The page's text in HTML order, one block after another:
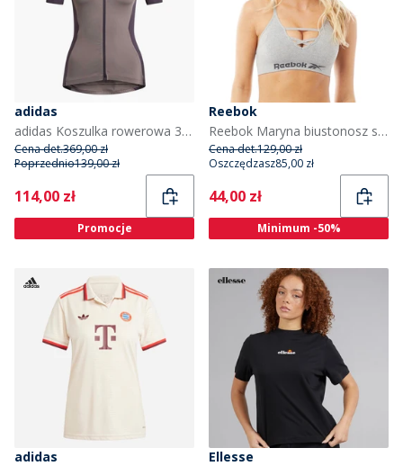
adidas
adidas Koszulka rowerowa 3-paski Essentials dla niej kolor Charcoal
Cena det.369,00 zł
Poprzednio139,00 zł
Current
114,00 zł
Promocje
Reebok
Reebok Maryna biustonosz sportowy bezszwowy dla niej kolor szary marglowy
Cena det.129,00 zł
Oszczędzasz85,00 zł
Current
44,00 zł
Minimum -50%
adidas
Ellesse